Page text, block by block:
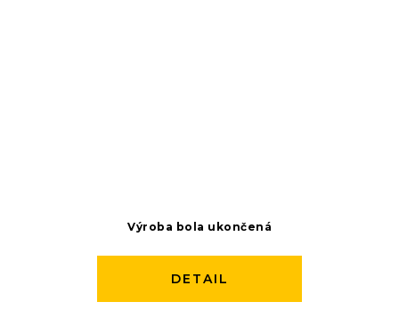
Výroba bola ukončená
DETAIL